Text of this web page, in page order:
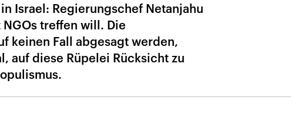
Israel: Regierungschef Netanjahu
treffen will. Die
keinen Fall abgesagt werden,
auf diese Rüpelei Rücksicht zu